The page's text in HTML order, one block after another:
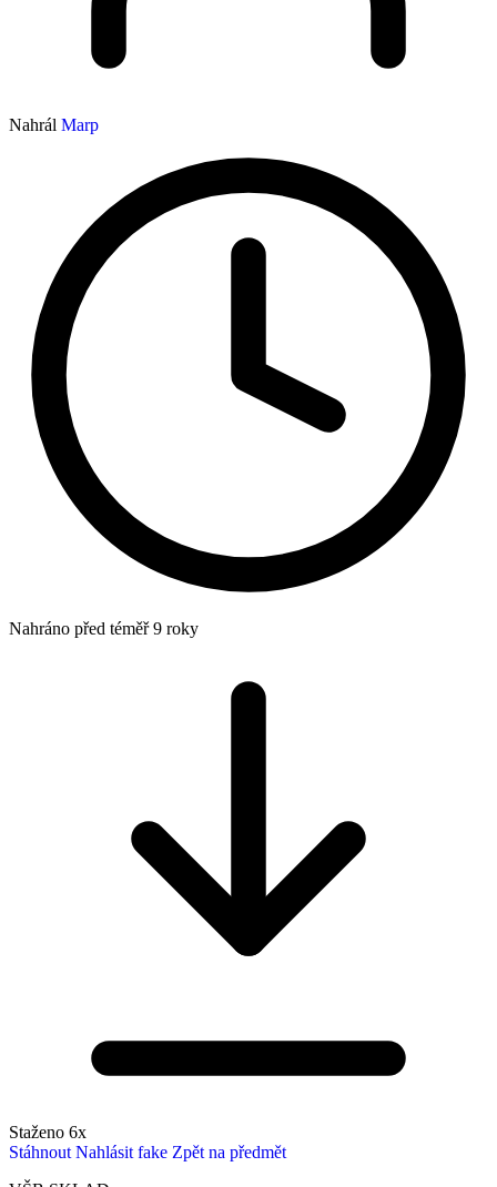
Nahrál Marp
Nahráno před téměř 9 roky
Staženo 6x
Stáhnout Nahlásit fake Zpět na předmět